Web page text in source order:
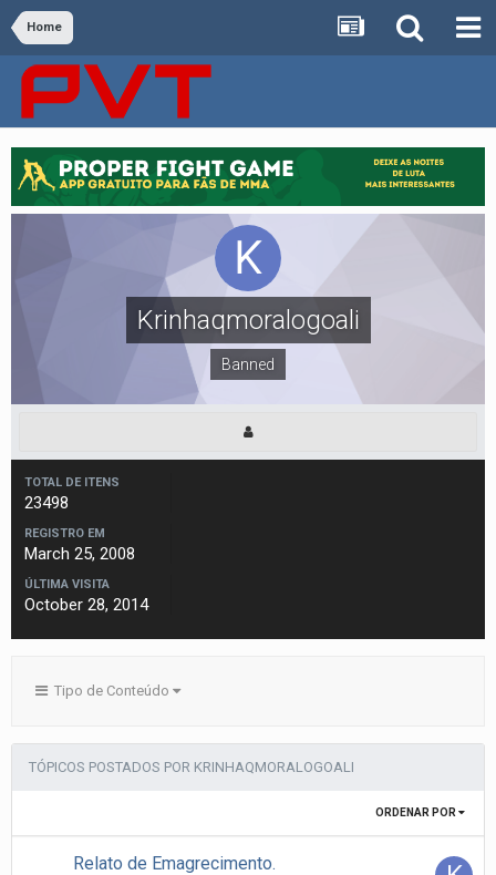
Home
Krinhaqmoralogoali
Banned
TOTAL DE ITENS
23498
REGISTRO EM
March 25, 2008
ÚLTIMA VISITA
October 28, 2014
Tipo de Conteúdo
TÓPICOS POSTADOS POR KRINHAQMORALOGOALI
ORDENAR POR
Relato de Emagrecimento.